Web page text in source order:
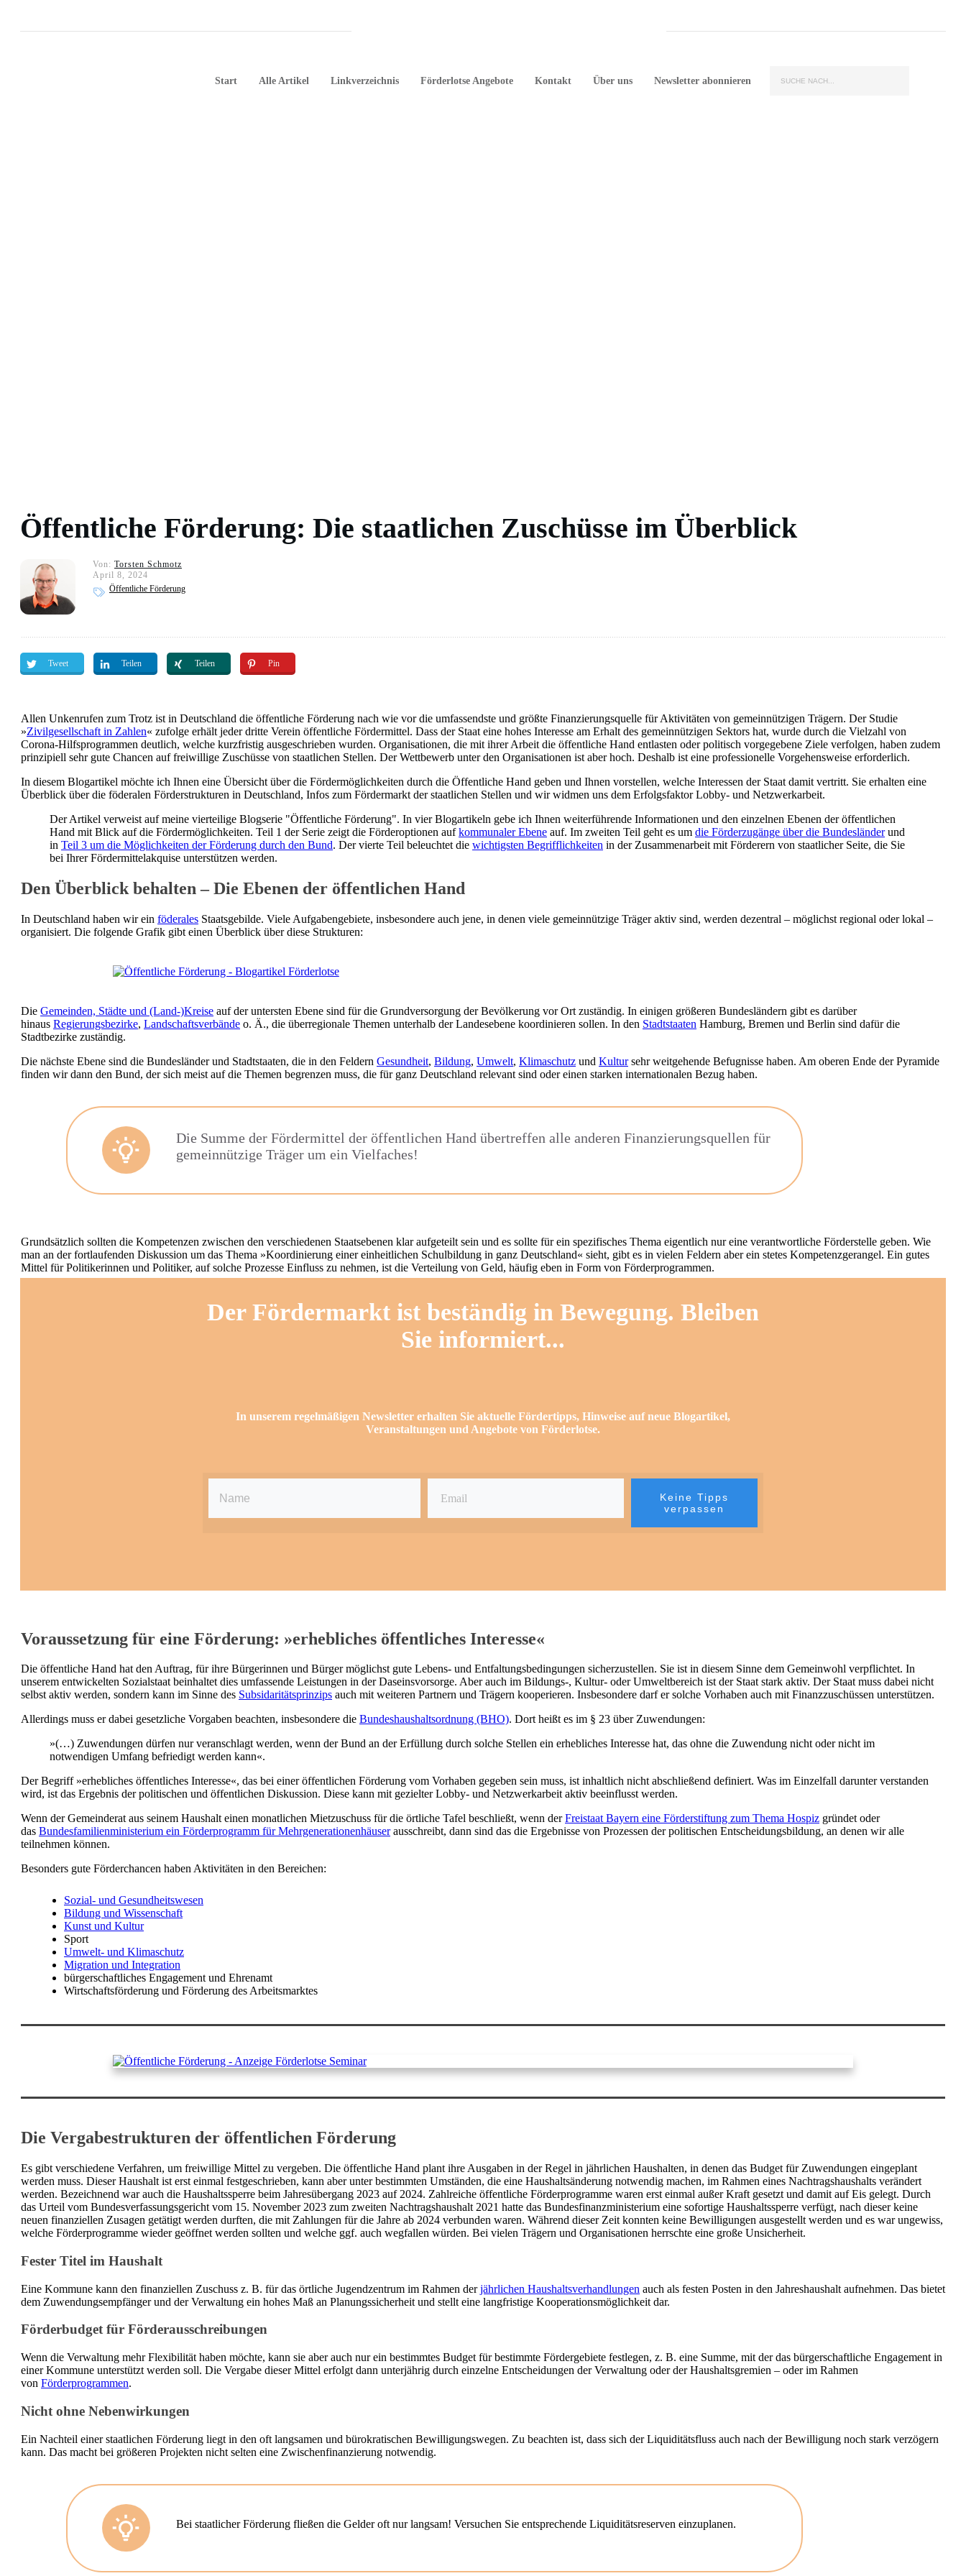
Start Alle Artikel Linkverzeichnis Förderlotse Angebote Kontakt Über uns Newsletter abonnieren
Öffentliche Förderung: Die staatlichen Zuschüsse im Überblick
Von: Torsten Schmotz
April 8, 2024
Öffentliche Förderung
Tweet Teilen Teilen Pin
Allen Unkenrufen zum Trotz ist in Deutschland die öffentliche Förderung nach wie vor die umfassendste und größte Finanzierungsquelle für Aktivitäten von gemeinnützigen Trägern. Der Studie
»Zivilgesellschaft in Zahlen« zufolge erhält jeder dritte Verein öffentliche Fördermittel. Dass der Staat eine hohes Interesse am Erhalt des gemeinnützigen Sektors hat, wurde durch die Vielzahl von
Corona-Hilfsprogrammen deutlich, welche kurzfristig ausgeschrieben wurden. Organisationen, die mit ihrer Arbeit die öffentliche Hand entlasten oder politisch vorgegebene Ziele verfolgen, haben zudem
prinzipiell sehr gute Chancen auf freiwillige Zuschüsse von staatlichen Stellen. Der Wettbewerb unter den Organisationen ist aber hoch. Deshalb ist eine professionelle Vorgehensweise erforderlich.
In diesem Blogartikel möchte ich Ihnen eine Übersicht über die Fördermöglichkeiten durch die Öffentliche Hand geben und Ihnen vorstellen, welche Interessen der Staat damit vertritt. Sie erhalten eine
Überblick über die föderalen Förderstrukturen in Deutschland, Infos zum Fördermarkt der staatlichen Stellen und wir widmen uns dem Erfolgsfaktor Lobby- und Netzwerkarbeit.
Der Artikel verweist auf meine vierteilige Blogserie "Öffentliche Förderung". In vier Blogartikeln gebe ich Ihnen weiterführende Informationen und den einzelnen Ebenen der öffentlichen
Hand mit Blick auf die Fördermöglichkeiten. Teil 1 der Serie zeigt die Förderoptionen aufkommunaler Ebene auf. Im zweiten Teil geht es um die Förderzugänge über die Bundesländerund
in Teil 3 um die Möglichkeiten der Förderung durch den Bund. Der vierte Teil beleuchtet die wichtigsten Begrifflichkeiten in der Zusammenarbeit mit Förderern von staatlicher Seite, die Sie
bei Ihrer Fördermittelakquise unterstützen werden.
Den Überblick behalten – Die Ebenen der öffentlichen Hand
In Deutschland haben wir ein föderales Staatsgebilde. Viele Aufgabengebiete, insbesondere auch jene, in denen viele gemeinnützige Träger aktiv sind, werden dezentral – möglichst regional oder lokal –
organisiert. Die folgende Grafik gibt einen Überblick über diese Strukturen:
Die Gemeinden, Städte und (Land-)Kreise auf der untersten Ebene sind für die Grundversorgung der Bevölkerung vor Ort zuständig. In einigen größeren Bundesländern gibt es darüber
hinaus Regierungsbezirke, Landschaftsverbände o. Ä., die überregionale Themen unterhalb der Landesebene koordinieren sollen. In den Stadtstaaten Hamburg, Bremen und Berlin sind dafür die
Stadtbezirke zuständig.
Die nächste Ebene sind die Bundesländer und Stadtstaaten, die in den Feldern Gesundheit, Bildung, Umwelt, Klimaschutz und Kultursehr weitgehende Befugnisse haben. Am oberen Ende der Pyramide
finden wir dann den Bund, der sich meist auf die Themen begrenzen muss, die für ganz Deutschland relevant sind oder einen starken internationalen Bezug haben.
Die Summe der Fördermittel der öffentlichen Hand übertreffen alle anderen Finanzierungsquellen für
gemeinnützige Träger um ein Vielfaches!
Grundsätzlich sollten die Kompetenzen zwischen den verschiedenen Staatsebenen klar aufgeteilt sein und es sollte für ein spezifisches Thema eigentlich nur eine verantwortliche Förderstelle geben. Wie
man an der fortlaufenden Diskussion um das Thema »Koordinierung einer einheitlichen Schulbildung in ganz Deutschland« sieht, gibt es in vielen Feldern aber ein stetes Kompetenzgerangel. Ein gutes
Mittel für Politikerinnen und Politiker, auf solche Prozesse Einfluss zu nehmen, ist die Verteilung von Geld, häufig eben in Form von Förderprogrammen.
Der Fördermarkt ist beständig in Bewegung. Bleiben
Sie informiert...
In unserem regelmäßigen Newsletter erhalten Sie aktuelle Fördertipps, Hinweise auf neue Blogartikel,
Veranstaltungen und Angebote von Förderlotse.
Keine Tipps
verpassen
Voraussetzung für eine Förderung: »erhebliches öffentliches Interesse«
Die öffentliche Hand hat den Auftrag, für ihre Bürgerinnen und Bürger möglichst gute Lebens- und Entfaltungsbedingungen sicherzustellen. Sie ist in diesem Sinne dem Gemeinwohl verpflichtet. In
unserem entwickelten Sozialstaat beinhaltet dies umfassende Leistungen in der Daseinsvorsorge. Aber auch im Bildungs-, Kultur- oder Umweltbereich ist der Staat stark aktiv. Der Staat muss dabei nicht
selbst aktiv werden, sondern kann im Sinne des Subsidaritätsprinzips auch mit weiteren Partnern und Trägern kooperieren. Insbesondere darf er solche Vorhaben auch mit Finanzzuschüssen unterstützen.
Allerdings muss er dabei gesetzliche Vorgaben beachten, insbesondere die Bundeshaushaltsordnung (BHO). Dort heißt es im § 23 über Zuwendungen:
»(…) Zuwendungen dürfen nur veranschlagt werden, wenn der Bund an der Erfüllung durch solche Stellen ein erhebliches Interesse hat, das ohne die Zuwendung nicht oder nicht im
notwendigen Umfang befriedigt werden kann«.
Der Begriff »erhebliches öffentliches Interesse«, das bei einer öffentlichen Förderung vom Vorhaben gegeben sein muss, ist inhaltlich nicht abschließend definiert. Was im Einzelfall darunter verstanden
wird, ist das Ergebnis der politischen und öffentlichen Diskussion. Diese kann mit gezielter Lobby- und Netzwerkarbeit aktiv beeinflusst werden.
Wenn der Gemeinderat aus seinem Haushalt einen monatlichen Mietzuschuss für die örtliche Tafel beschließt, wenn derFreistaat Bayern eine Förderstiftung zum Thema Hospiz gründet oder
das Bundesfamilienministerium ein Förderprogramm für Mehrgenerationenhäuserausschreibt, dann sind das die Ergebnisse von Prozessen der politischen Entscheidungsbildung, an denen wir alle
teilnehmen können.
Besonders gute Förderchancen haben Aktivitäten in den Bereichen:
Sozial- und Gesundheitswesen
Bildung und Wissenschaft
Kunst und Kultur
Sport
Umwelt- und Klimaschutz
Migration und Integration
bürgerschaftliches Engagement und Ehrenamt
Wirtschaftsförderung und Förderung des Arbeitsmarktes
Die Vergabestrukturen der öffentlichen Förderung
Es gibt verschiedene Verfahren, um freiwillige Mittel zu vergeben. Die öffentliche Hand plant ihre Ausgaben in der Regel in jährlichen Haushalten, in denen das Budget für Zuwendungen eingeplant
werden muss. Dieser Haushalt ist erst einmal festgeschrieben, kann aber unter bestimmten Umständen, die eine Haushaltsänderung notwendig machen, im Rahmen eines Nachtragshaushalts verändert
werden. Bezeichnend war auch die Haushaltssperre beim Jahresübergang 2023 auf 2024. Zahlreiche öffentliche Förderprogramme waren erst einmal außer Kraft gesetzt und damit auf Eis gelegt. Durch
das Urteil vom Bundesverfassungsgericht vom 15. November 2023 zum zweiten Nachtragshaushalt 2021 hatte das Bundesfinanzministerium eine sofortige Haushaltssperre verfügt, nach dieser keine
neuen finanziellen Zusagen getätigt werden durften, die mit Zahlungen für die Jahre ab 2024 verbunden waren. Während dieser Zeit konnten keine Bewilligungen ausgestellt werden und es war ungewiss,
welche Förderprogramme wieder geöffnet werden sollten und welche ggf. auch wegfallen würden. Bei vielen Trägern und Organisationen herrschte eine große Unsicherheit.
Fester Titel im Haushalt
Eine Kommune kann den finanziellen Zuschuss z. B. für das örtliche Jugendzentrum im Rahmen derjährlichen Haushaltsverhandlungen auch als festen Posten in den Jahreshaushalt aufnehmen. Das bietet
dem Zuwendungsempfänger und der Verwaltung ein hohes Maß an Planungssicherheit und stellt eine langfristige Kooperationsmöglichkeit dar.
Förderbudget für Förderausschreibungen
Wenn die Verwaltung mehr Flexibilität haben möchte, kann sie aber auch nur ein bestimmtes Budget für bestimmte Fördergebiete festlegen, z. B. eine Summe, mit der das bürgerschaftliche Engagement in
einer Kommune unterstützt werden soll. Die Vergabe dieser Mittel erfolgt dann unterjährig durch einzelne Entscheidungen der Verwaltung oder der Haushaltsgremien – oder im Rahmen
von Förderprogrammen.
Nicht ohne Nebenwirkungen
Ein Nachteil einer staatlichen Förderung liegt in den oft langsamen und bürokratischen Bewilligungswegen. Zu beachten ist, dass sich der Liquiditätsfluss auch nach der Bewilligung noch stark verzögern
kann. Das macht bei größeren Projekten nicht selten eine Zwischenfinanzierung notwendig.
Bei staatlicher Förderung fließen die Gelder oft nur langsam! Versuchen Sie entsprechende Liquiditätsreserven einzuplanen.